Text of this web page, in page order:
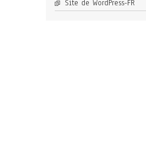
Site de WordPress-FR